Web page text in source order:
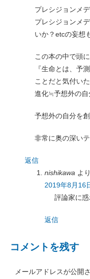
プレシジョンメ
プレシジョンメ
いか？etcの妄想
この本の中で頭
『生命とは、予
ことだと気付い
進化≒予想外の自
予想外の自分を
非常に奥の深い
返信
nishikawa よ
2019年8月16
評論家に惑
返信
コメントを残す
メールアドレスが公開